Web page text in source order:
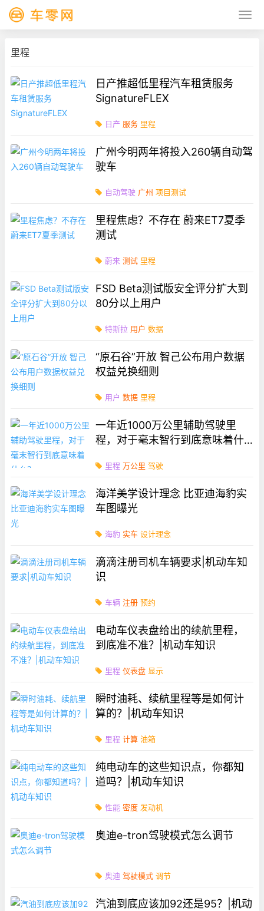
里程
日产推超低里程汽车租赁服务
SignatureFLEX
日产 服务 里程
广州今明两年将投入260辆自动驾
驶车
自动驾驶 广州 项目测试
里程焦虑？不存在 蔚来ET7夏季
测试
蔚来 测试 里程
FSD Beta测试版安全评分扩大到
80分以上用户
特斯拉 用户 数据
“原石谷”开放 智己公布用户数据
权益兑换细则
用户 数据 里程
一年近1000万公里辅助驾驶里
程，对于毫末智行到底意味着什
里程 万公里 驾驶
海洋美学设计理念 比亚迪海豹实
车图曝光
海豹 实车 设计理念
滴滴注册司机车辆要求|机动车知
识
车辆 注册 预约
电动车仪表盘给出的续航里程，
到底准不准？|机动车知识
里程 仪表盘 显示
瞬时油耗、续航里程等是如何计
算的？|机动车知识
里程 计算 油箱
纯电动车的这些知识点，你都知
道吗？|机动车知识
性能 密度 发动机
奥迪e-tron驾驶模式怎么调节
奥迪 驾驶模式 调节
汽油到底应该加92还是95？|机动